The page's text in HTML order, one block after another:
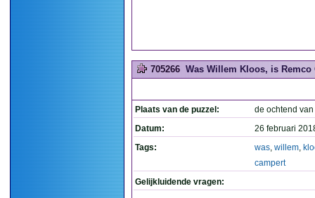
705266 Was Willem Kloos, is Remco
Plaats van de puzzel:
de ochtend van
Datum:
26 februari
Tags:
was, willem,
campert
Gelijkluidende vragen: